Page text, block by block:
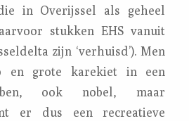
in Overijssel als geheel
stukken EHS vanuit
zijn ‘verhuisd’). Men
en grote karekiet in een
ook nobel, maar
er dus een recreatieve